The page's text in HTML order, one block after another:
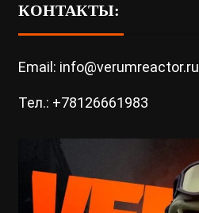
КОНТАКТЫ:
Email: info@verumreactor.ru
Тел.: +78126661983